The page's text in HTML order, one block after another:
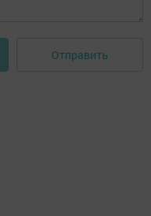
Отправить